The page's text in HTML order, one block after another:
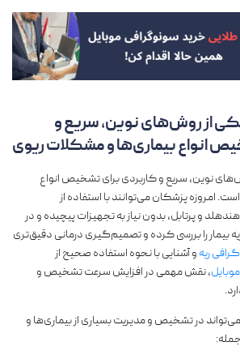
از روش‌های نوین، سریع و
انواع بیماری‌ها و مشکلات ریوی
نوین، سریع و کاربردی برای تشخیص انواع
امروزه پزشکان می‌توانند با استفاده از
و پرتابل، بدون نیاز به تجهیزات پیچیده و در
بیمار را بررسی کرده و تصمیم‌گیری درمانی دقیق‌تری
ریه و آشنایی با نحوه استفاده صحیح از
، نقش مهمی در افزایش سرعت تشخیص و
در تشخیص و مدیریت بسیاری از بیماری‌ها و